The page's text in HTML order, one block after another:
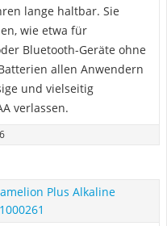
lange haltbar. Sie
wie etwa für
Bluetooth-Geräte ohne
allen Anwendern
und vielseitig
verlassen.
Plus Alkaline